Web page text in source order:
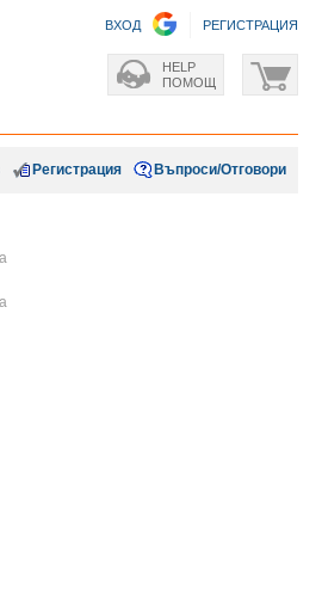
РЕГИСТРАЦИЯ
ВХОД
HELP
ПОМОЩ
Въпроси/Отговори
Регистрация